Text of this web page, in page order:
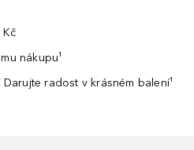
nákupu¹
radost v krásném balení¹